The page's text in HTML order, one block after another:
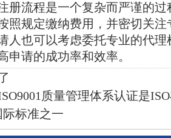
册流程是一个复杂而严谨的
照规定缴纳费用，并密切关
人也可以考虑委托专业的代
申请的成功率和效率。
了
质量管理体系认证是
标准之一